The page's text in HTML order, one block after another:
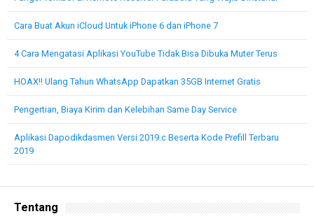
Cara Buat Akun iCloud Untuk iPhone 6 dan iPhone 7
4 Cara Mengatasi Aplikasi YouTube Tidak Bisa Dibuka Muter Terus
HOAX!! Ulang Tahun WhatsApp Dapatkan 35GB Internet Gratis
Pengertian, Biaya Kirim dan Kelebihan Same Day Service
Aplikasi Dapodikdasmen Versi 2019.c Beserta Kode Prefill Terbaru
2019
Tentang